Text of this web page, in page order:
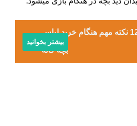
12 نکته مهم هنگام خرید لباس
بچه گانه
بیشتر بخوانید